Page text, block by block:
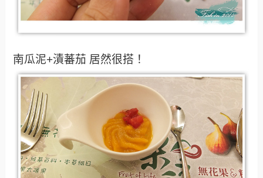
南瓜泥+漬蕃茄 居然很搭！